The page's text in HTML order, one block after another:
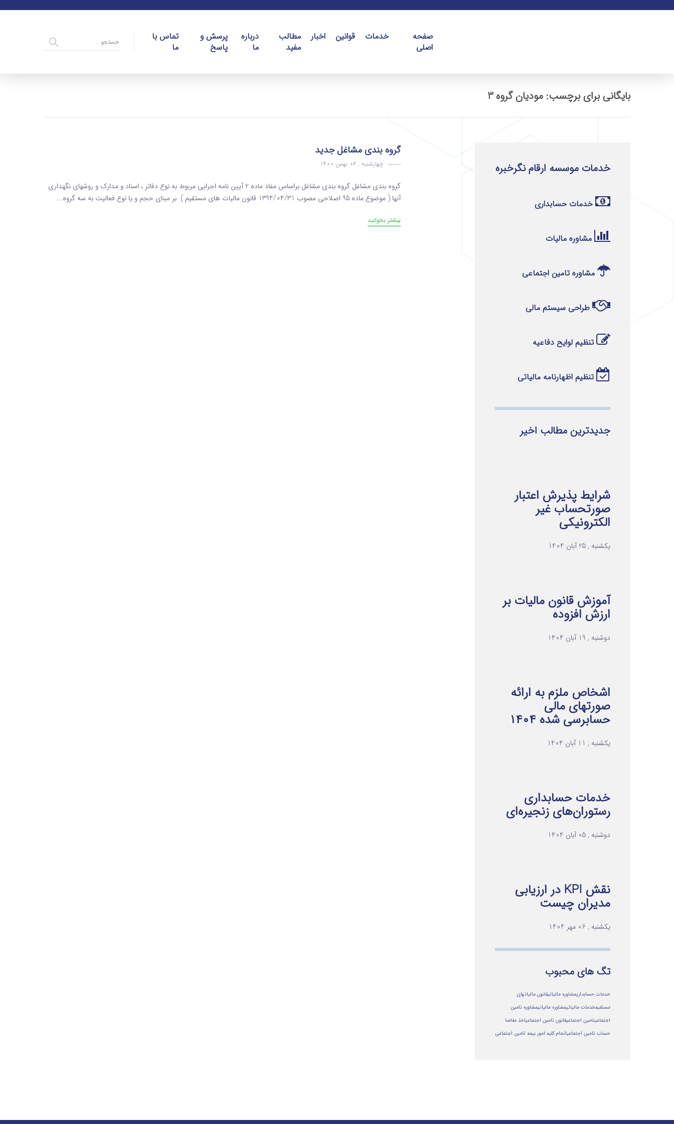
صفحه
اصلی
خدمات قوانین اخبار
مطالب
مفید
درباره
ما
پرسش و
پاسخ
تماس با
ما
بایگانی برای برچسب: مودیان گروه 3
گروه بندی مشاغل جدید
چهارشنبه , 06 بهمن 1400
گروه بندی مشاغل گروه بندی مشاغل براساس مفاد ماده 2 آیین نامه اجرایی مربوط به نوع دفاتر ، اسناد و مدارک و روشهای نگهداری
آنها ( موضوع ماده 95 اصلاحی مصوب 1394/04/31 قانون مالیات های مستقیم ) بر مبنای حجم و یا نوع فعالیت به سه گروه...
بیشتر بخوانید
خدمات موسسه ارقام نگرخبره
خدمات حسابداری
مشاوره مالیات
مشاوره تامین اجتماعی
طراحی سیستم مالی
تنظیم لوایح دفاعیه
تنظیم اظهارنامه مالیاتی
جدیدترین مطالب اخیر
شرایط پذیرش اعتبار
صورتحساب غیر
الکترونیکی
یکشنبه , 25 آبان 1404
آموزش قانون مالیات بر
ارزش افزوده
دوشنبه , 19 آبان 1404
اشخاص ملزم به ارائه
صورتهای مالی
حسابرسی شده ۱۴۰۴
یکشنبه , 11 آبان 1404
خدمات حسابداری
رستوران‌های زنجیره‌ای
دوشنبه , 05 آبان 1404
نقش KPI در ارزیابی
مدیران چیست
یکشنبه , 06 مهر 1404
تگ های محبوب
خدمات حسابداریمشاوره مالیاتیقانون مالیاتهای
مستقیمخدمات مالیاتیمشاوره مالياتيمشاوره تامین
اجتماعیتامین اجتماعیقانون تامین اجتماعیاخذ مفاصا
حساب تامین اجتماعیانجام کلیه امور بیمه تامین اجتماعی